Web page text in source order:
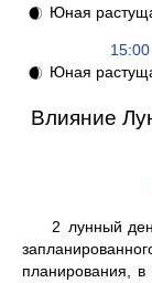
🌒 Юная
🌒 Юная
Влияние
2 лунный
планирования, в